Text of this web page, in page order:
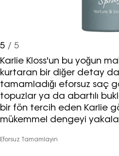
5 / 5
Karlie Kloss'un bu yoğun
kurtaran bir diğer detay
tamamladığı eforsuz saç
topuzlar ya da abartılı
bir fön tercih eden Karlie
mükemmel dengeyi
Eforsuz Tamamlayın